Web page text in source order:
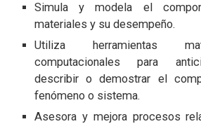
Simula y modela el
materiales y su desempeño.
Utiliza herramientas
computacionales para
describir o demostrar el
fenómeno o sistema.
Asesora y mejora procesos